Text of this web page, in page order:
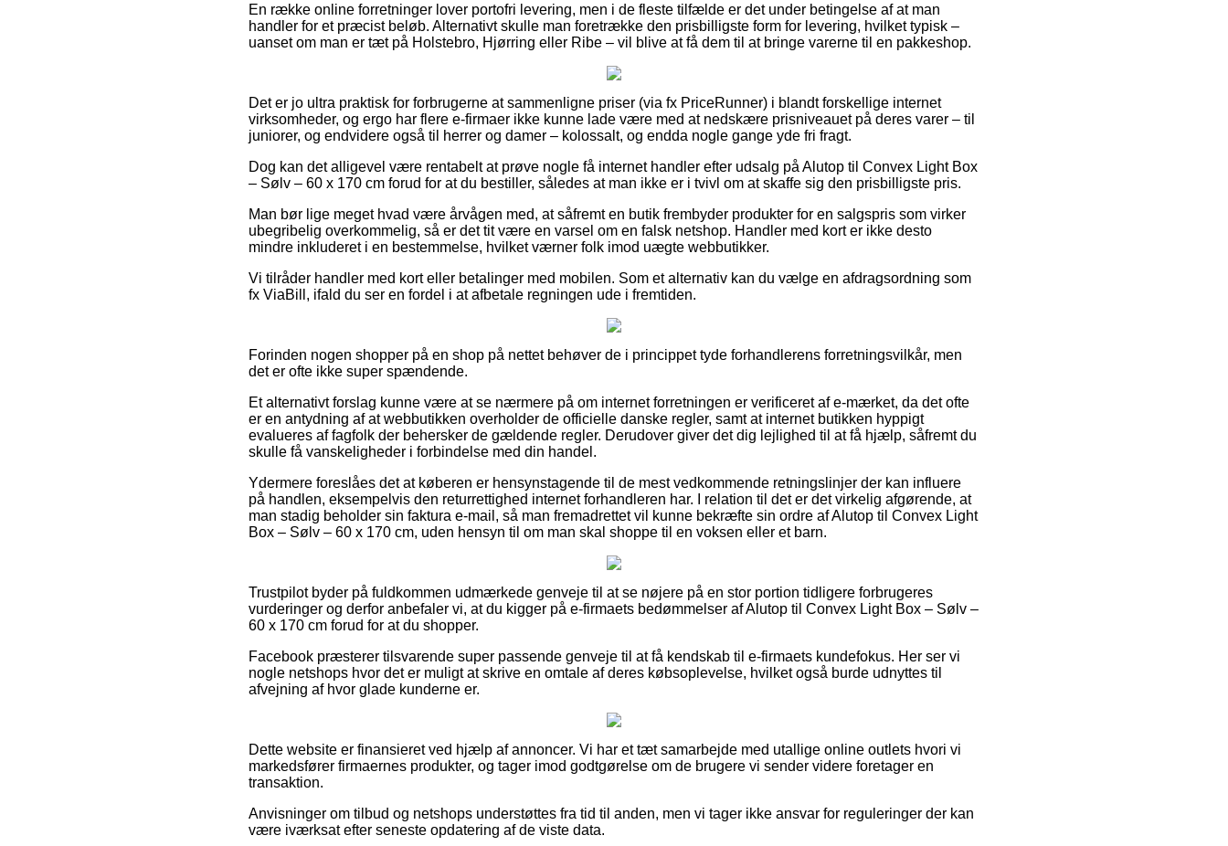
En række online forretninger lover portofri levering, men i de fleste tilfælde er det under betingelse af at man
handler for et præcist beløb. Alternativt skulle man foretrække den prisbilligste form for levering, hvilket typisk –
uanset om man er tæt på Holstebro, Hjørring eller Ribe – vil blive at få dem til at bringe varerne til en pakkeshop.
Det er jo ultra praktisk for forbrugerne at sammenligne priser (via fx PriceRunner) i blandt forskellige internet
virksomheder, og ergo har flere e-firmaer ikke kunne lade være med at nedskære prisniveauet på deres varer – til
juniorer, og endvidere også til herrer og damer – kolossalt, og endda nogle gange yde fri fragt.
Dog kan det alligevel være rentabelt at prøve nogle få internet handler efter udsalg på Alutop til Convex Light Box
– Sølv – 60 x 170 cm forud for at du bestiller, således at man ikke er i tvivl om at skaffe sig den prisbilligste pris.
Man bør lige meget hvad være årvågen med, at såfremt en butik frembyder produkter for en salgspris som virker
ubegribelig overkommelig, så er det tit være en varsel om en falsk netshop. Handler med kort er ikke desto
mindre inkluderet i en bestemmelse, hvilket værner folk imod uægte webbutikker.
Vi tilråder handler med kort eller betalinger med mobilen. Som et alternativ kan du vælge en afdragsordning som
fx ViaBill, ifald du ser en fordel i at afbetale regningen ude i fremtiden.
Forinden nogen shopper på en shop på nettet behøver de i princippet tyde forhandlerens forretningsvilkår, men
det er ofte ikke super spændende.
Et alternativt forslag kunne være at se nærmere på om internet forretningen er verificeret af e-mærket, da det ofte
er en antydning af at webbutikken overholder de officielle danske regler, samt at internet butikken hyppigt
evalueres af fagfolk der behersker de gældende regler. Derudover giver det dig lejlighed til at få hjælp, såfremt du
skulle få vanskeligheder i forbindelse med din handel.
Ydermere foreslåes det at køberen er hensynstagende til de mest vedkommende retningslinjer der kan influere
på handlen, eksempelvis den returrettighed internet forhandleren har. I relation til det er det virkelig afgørende, at
man stadig beholder sin faktura e-mail, så man fremadrettet vil kunne bekræfte sin ordre af Alutop til Convex Light
Box – Sølv – 60 x 170 cm, uden hensyn til om man skal shoppe til en voksen eller et barn.
Trustpilot byder på fuldkommen udmærkede genveje til at se nøjere på en stor portion tidligere forbrugeres
vurderinger og derfor anbefaler vi, at du kigger på e-firmaets bedømmelser af Alutop til Convex Light Box – Sølv –
60 x 170 cm forud for at du shopper.
Facebook præsterer tilsvarende super passende genveje til at få kendskab til e-firmaets kundefokus. Her ser vi
nogle netshops hvor det er muligt at skrive en omtale af deres købsoplevelse, hvilket også burde udnyttes til
afvejning af hvor glade kunderne er.
Dette website er finansieret ved hjælp af annoncer. Vi har et tæt samarbejde med utallige online outlets hvori vi
markedsfører firmaernes produkter, og tager imod godtgørelse om de brugere vi sender videre foretager en
transaktion.
Anvisninger om tilbud og netshops understøttes fra tid til anden, men vi tager ikke ansvar for reguleringer der kan
være iværksat efter seneste opdatering af de viste data.